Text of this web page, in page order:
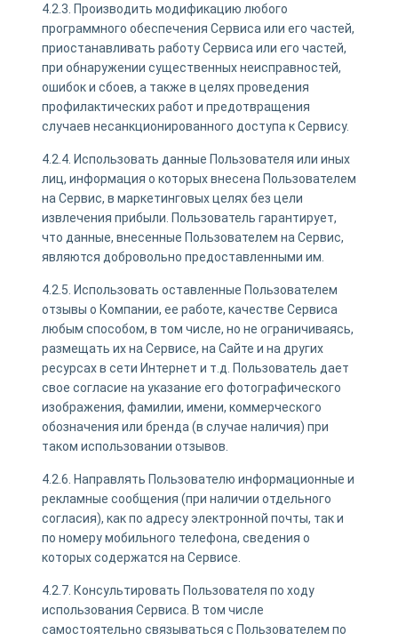
4.2.3. Производить модификацию любого
программного обеспечения Сервиса или его частей,
приостанавливать работу Сервиса или его частей,
при обнаружении существенных неисправностей,
ошибок и сбоев, а также в целях проведения
профилактических работ и предотвращения
случаев несанкционированного доступа к Сервису.
4.2.4. Использовать данные Пользователя или иных
лиц, информация о которых внесена Пользователем
на Сервис, в маркетинговых целях без цели
извлечения прибыли. Пользователь гарантирует,
что данные, внесенные Пользователем на Сервис,
являются добровольно предоставленными им.
4.2.5. Использовать оставленные Пользователем
отзывы о Компании, ее работе, качестве Сервиса
любым способом, в том числе, но не ограничиваясь,
размещать их на Сервисе, на Сайте и на других
ресурсах в сети Интернет и т.д. Пользователь дает
свое согласие на указание его фотографического
изображения, фамилии, имени, коммерческого
обозначения или бренда (в случае наличия) при
таком использовании отзывов.
4.2.6. Направлять Пользователю информационные и
рекламные сообщения (при наличии отдельного
согласия), как по адресу электронной почты, так и
по номеру мобильного телефона, сведения о
которых содержатся на Сервисе.
4.2.7. Консультировать Пользователя по ходу
использования Сервиса. В том числе
самостоятельно связываться с Пользователем по